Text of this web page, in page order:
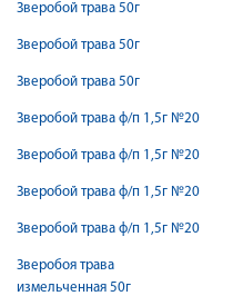
Зверобой трава 50г
Зверобой трава 50г
Зверобой трава 50г
Зверобой трава ф/п 1,5г №20
Зверобой трава ф/п 1,5г №20
Зверобой трава ф/п 1,5г №20
Зверобой трава ф/п 1,5г №20
Зверобоя трава
измельченная 50г